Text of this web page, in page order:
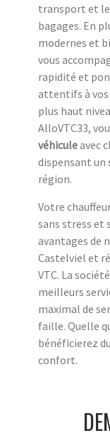
transport et
bagages. En
modernes et
vous
rapidité et
attentifs à vos
plus haut
AlloVTC33,
véhiculeavec
dispensant un
région.
Votre
sans stress et
avantages de
Castelviel et
VTC. La
meilleurs
maximal de
faille. Quelle
bénéficierez
confort.